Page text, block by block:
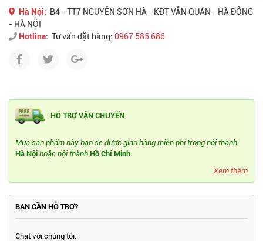
Hà Nội: B4 - TT7 NGUYỄN SƠN HÀ - KĐT VĂN QUÁN - HÀ ĐÔNG
- HÀ NỘI
Hotline: Tư vấn đặt hàng: 0967 585 686
HỖ TRỢ VẬN CHUYỂN
Mua sản phẩm này bạn sẽ được giao hàng miễn phí trong nội thành
Hà Nội hoặc nội thành Hồ Chí Minh.
Xem thêm
BẠN CẦN HỖ TRỢ?
Chat với chúng tôi: